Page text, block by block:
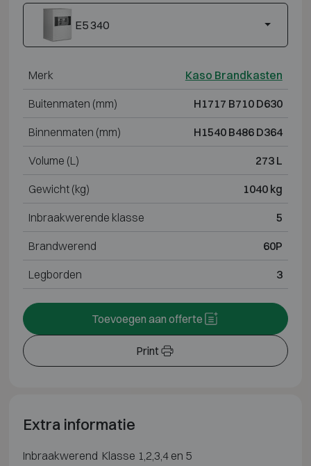
E5 340
Merk Kaso Brandkasten
Buitenmaten (mm) H1717 B710 D630
Binnenmaten (mm) H1540 B486 D364
Volume (L) 273 L
Gewicht (kg) 1040 kg
Inbraakwerende klasse 5
Brandwerend 60P
Legborden 3
Print
Toevoegen aan offerte
Extra informatie
Inbraakwerend Klasse 1,2,3,4 en 5